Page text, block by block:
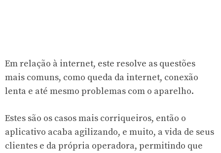
Em relação à internet, este resolve as questões
mais comuns, como queda da internet, conexão
lenta e até mesmo problemas com o aparelho.
Estes são os casos mais corriqueiros, então o
aplicativo acaba agilizando, e muito, a vida de seus
clientes e da própria operadora, permitindo que